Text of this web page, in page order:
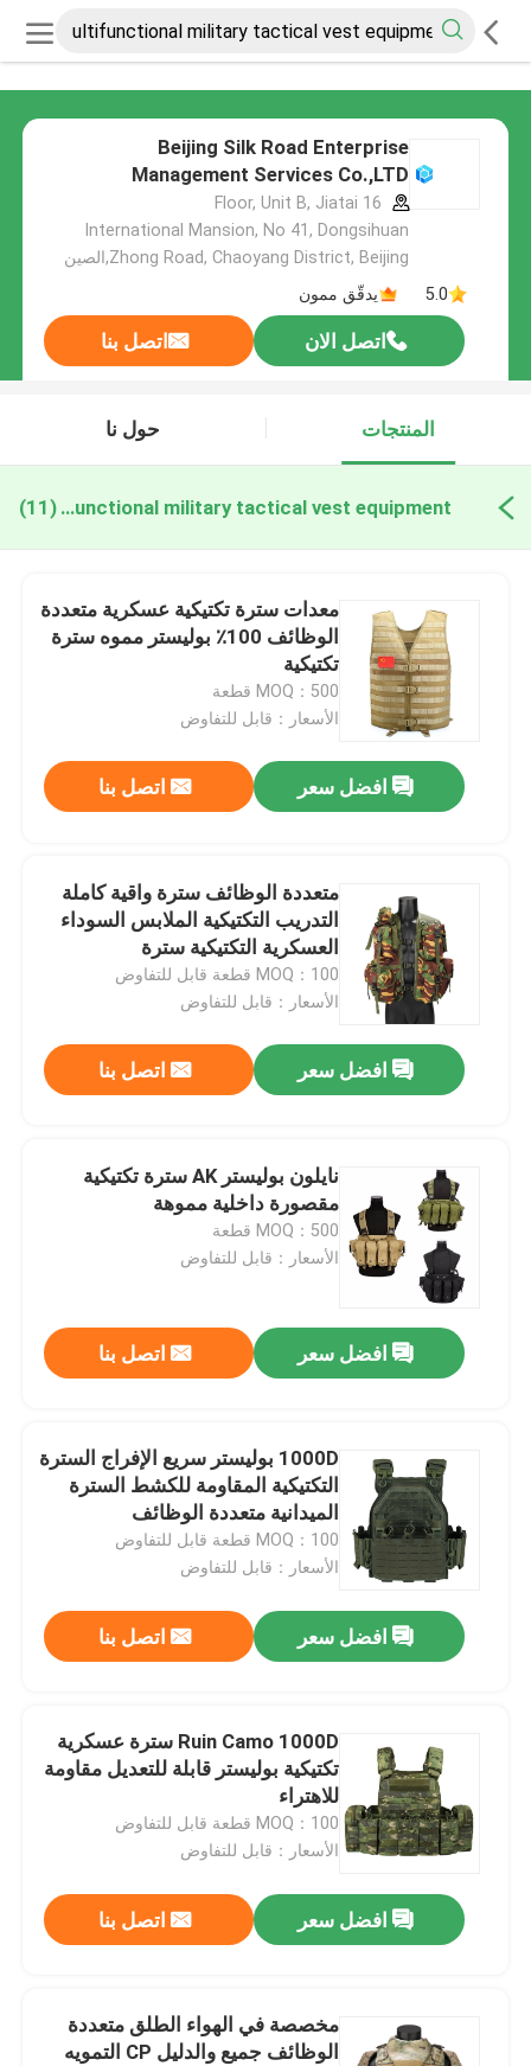
Beijing Silk Road Enterprise
Management Services Co.,LTD
16 Floor, Unit B, Jiatai
International Mansion, No 41, Dongsihuan
Zhong Road, Chaoyang District, Beijing,الصين
5.0
يدقّق ممون
اتصل الان اتصل بنا
المنتجات حول نا
multifunctional military tactical vest equipment التصنيع عبر الإنترنت (11)
معدات سترة تكتيكية عسكرية متعددة
الوظائف 100٪ بوليستر مموه سترة
تكتيكية
MOQ：500 قطعة
الأسعار：قابل للتفاوض
افضل سعر اتصل بنا
متعددة الوظائف سترة واقية كاملة
التدريب التكتيكية الملابس السوداء
العسكرية التكتيكية سترة
MOQ：100 قطعة قابل للتفاوض
الأسعار：قابل للتفاوض
افضل سعر اتصل بنا
نايلون بوليستر AK سترة تكتيكية
مقصورة داخلية مموهة
MOQ：500 قطعة
الأسعار：قابل للتفاوض
افضل سعر اتصل بنا
1000D بوليستر سريع الإفراج السترة
التكتيكية المقاومة للكشط السترة
الميدانية متعددة الوظائف
MOQ：100 قطعة قابل للتفاوض
الأسعار：قابل للتفاوض
افضل سعر اتصل بنا
Ruin Camo 1000D سترة عسكرية
تكتيكية بوليستر قابلة للتعديل مقاومة
للاهتراء
MOQ：100 قطعة قابل للتفاوض
الأسعار：قابل للتفاوض
افضل سعر اتصل بنا
مخصصة في الهواء الطلق متعددة
الوظائف جميع والدليل CP التمويه